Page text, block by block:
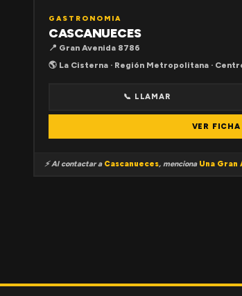
GASTRONOMIA
CASCANUECES
📍 Gran Avenida 8786
🌎 La Cisterna · Región Metropolitana ·
📞 LLAMAR
VER
⚡ Al contactar a Cascanueces, menciona Una Gran